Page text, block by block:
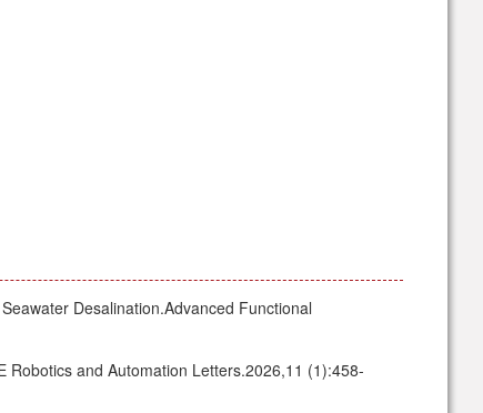
Desalination.Advanced Functional
Robotics and Automation Letters.2026,11 (1):458-